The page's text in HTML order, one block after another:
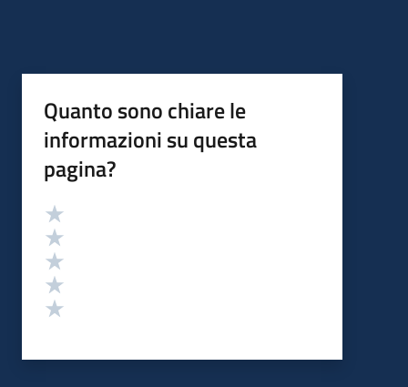
Quanto sono chiare le
informazioni su questa
pagina?
Valutazione